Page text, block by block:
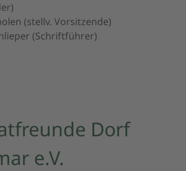
(stellv. Vorsitzende)
(Schriftführer)
Dorf
e.V.